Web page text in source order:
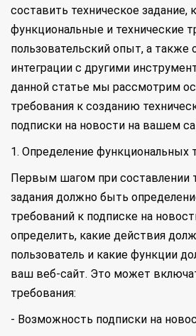
составить техническое задание,
функциональные и технические
пользовательский опыт, а также
интеграции с другими
данной статье мы рассмотрим
требования к созданию
подписки на новости на вашем
1. Определение функциональных
Первым шагом при составлении
задания должно быть
требований к подписке на
определить, какие действия
пользователь и какие функции
ваш веб-сайт. Это может
требования:
- Возможность подписки на